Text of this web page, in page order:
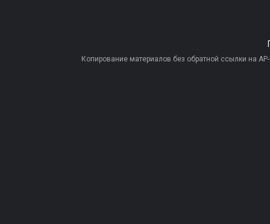
Копирование материалов без обратной ссылки на